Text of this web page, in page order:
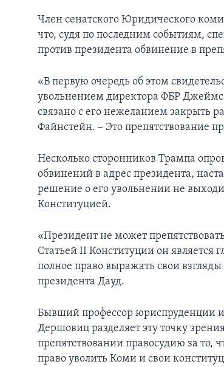
Член сенатского Юридического
что, судя по последним событиям,
против президента обвинение в
«В первую очередь об этом
увольнением директора ФБР
связано с его нежеланием закрыть
Файнстейн. – Это препятствование
Несколько сторонников Трампа
обвинений в адрес президента,
решение о его увольнении не
Конституцией.
«Президент не может
Cтатьей II Конституции он является
полное право выражать свои
президента Дауд.
Бывший профессор юриспруденции
Дершовиц разделяет эту точку
препятствовании правосудию за то,
право уволить Коми и свои